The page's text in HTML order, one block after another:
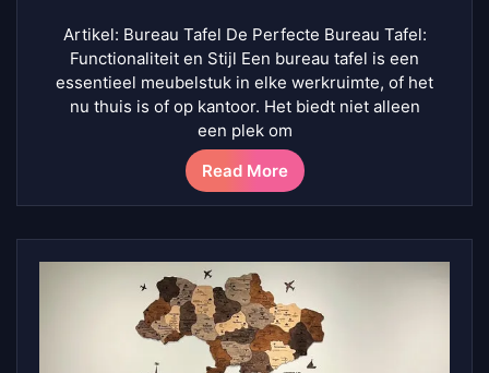
Artikel: Bureau Tafel De Perfecte Bureau Tafel:
Functionaliteit en Stijl Een bureau tafel is een
essentieel meubelstuk in elke werkruimte, of het
nu thuis is of op kantoor. Het biedt niet alleen
een plek om
Read More